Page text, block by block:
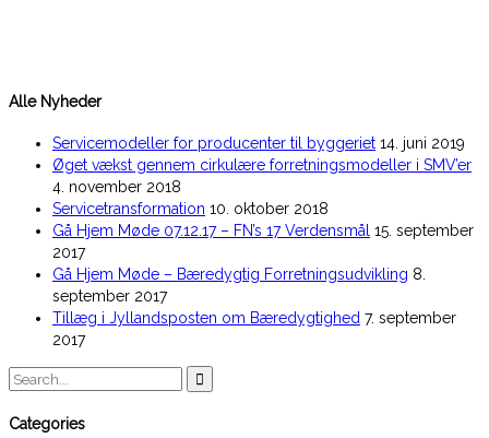
Alle Nyheder
Servicemodeller for producenter til byggeriet 14. juni 2019
Øget vækst gennem cirkulære forretningsmodeller i SMV’er
4. november 2018
Servicetransformation 10. oktober 2018
Gå Hjem Møde 07.12.17 – FN’s 17 Verdensmål 15. september
2017
Gå Hjem Møde – Bæredygtig Forretningsudvikling 8.
september 2017
Tillæg i Jyllandsposten om Bæredygtighed 7. september
2017
Search
Categories